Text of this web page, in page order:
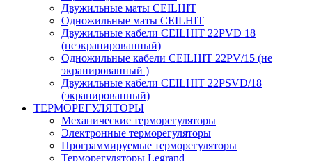
Двужильные маты CEILHIT
Одножильные маты CEILHIT
Двужильные кабели CEILHIT 22PVD 18
(неэкранированный)
Одножильные кабели CEILHIT 22PV/15 (не
экранированный )
Двужильные кабели CEILHIT 22PSVD/18
(экранированный)
ТЕРМОРЕГУЛЯТОРЫ
Механические терморегуляторы
Электронные терморегуляторы
Программируемые терморегуляторы
Терморегуляторы Legrand